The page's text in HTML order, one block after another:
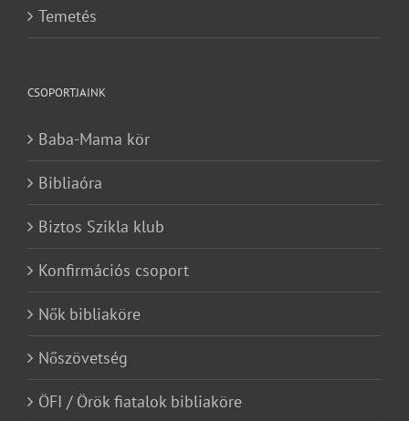
Temetés
CSOPORTJAINK
Baba-Mama kör
Bibliaóra
Biztos Szikla klub
Konfirmációs csoport
Nők bibliaköre
Nőszövetség
ÖFI / Örök fiatalok bibliaköre